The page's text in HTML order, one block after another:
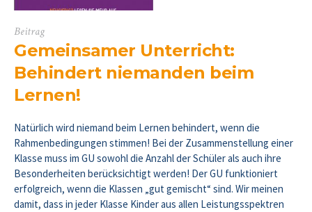
Beitrag
Gemeinsamer Unterricht:
Behindert niemanden beim
Lernen!
Natürlich wird niemand beim Lernen behindert, wenn die
Rahmenbedingungen stimmen! Bei der Zusammenstellung einer
Klasse muss im GU sowohl die Anzahl der Schüler als auch ihre
Besonderheiten berücksichtigt werden! Der GU funktioniert
erfolgreich, wenn die Klassen „gut gemischt“ sind. Wir meinen
damit, dass in jeder Klasse Kinder aus allen Leistungsspektren